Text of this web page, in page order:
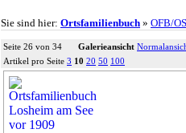
Sie sind hier: Ortsfamilienbuch » OFB/
Seite 26 von 34 Galerieansicht
Artikel pro Seite 3 10 20 50 100